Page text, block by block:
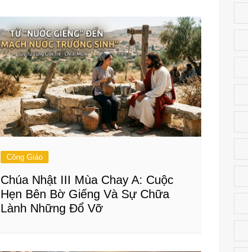
Công Giáo
Chúa Nhật III Mùa Chay A: Cuộc
Hẹn Bên Bờ Giếng Và Sự Chữa
Lành Những Đổ Vỡ